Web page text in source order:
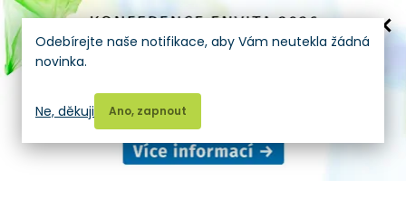
Odebírejte naše notifikace, aby Vám neutekla žádná
novinka.
Ano, zapnout
Ne, děkuji